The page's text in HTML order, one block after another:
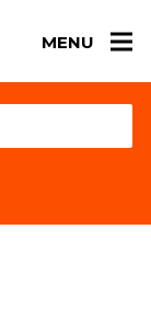
MENU